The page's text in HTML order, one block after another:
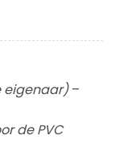
eigenaar) –
de PVC